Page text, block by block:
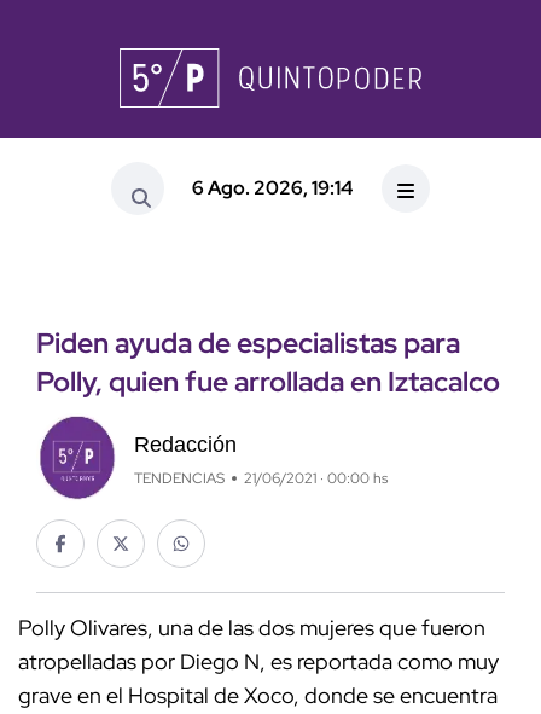
6 Ago. 2026, 19:14
Piden ayuda de especialistas para
Polly, quien fue arrollada en Iztacalco
Redacción
TENDENCIAS 21/06/2021 · 00:00 hs
Polly Olivares, una de las dos mujeres que fueron
atropelladas por Diego N, es reportada como muy
grave en el Hospital de Xoco, donde se encuentra